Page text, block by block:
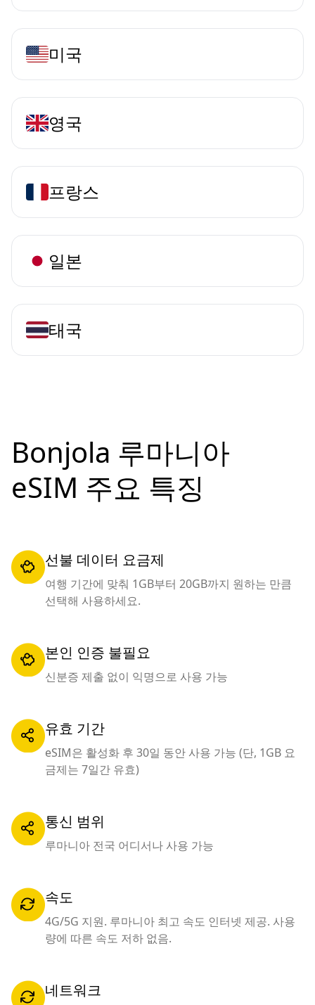
미국
영국
프랑스
일본
태국
Bonjola 루마니아
eSIM 주요 특징
선불 데이터 요금제
여행 기간에 맞춰 1GB부터 20GB까지 원하는 만큼
선택해 사용하세요.
본인 인증 불필요
신분증 제출 없이 익명으로 사용 가능
유효 기간
eSIM은 활성화 후 30일 동안 사용 가능 (단, 1GB 요
금제는 7일간 유효)
통신 범위
루마니아 전국 어디서나 사용 가능
속도
4G/5G 지원. 루마니아 최고 속도 인터넷 제공. 사용
량에 따른 속도 저하 없음.
네트워크